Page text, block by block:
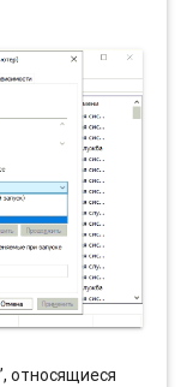
относящиеся